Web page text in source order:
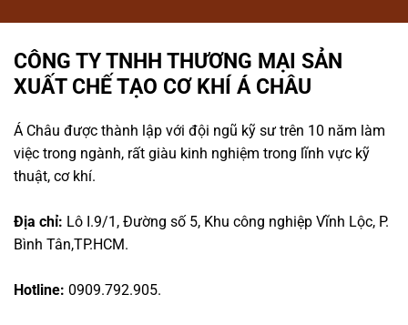
CÔNG TY TNHH THƯƠNG MẠI SẢN
XUẤT CHẾ TẠO CƠ KHÍ Á CHÂU
Á Châu được thành lập với đội ngũ kỹ sư trên 10 năm làm
việc trong ngành, rất giàu kinh nghiệm trong lĩnh vực kỹ
thuật, cơ khí.
Địa chỉ: Lô I.9/1, Đường số 5, Khu công nghiệp Vĩnh Lộc, P.
Bình Tân,TP.HCM.
Hotline: 0909.792.905.